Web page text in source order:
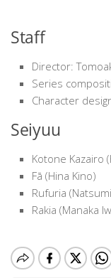
Staff
Director:
Series
Character
Seiyuu
Kotone Kazairo
Fā (Hina Kino)
Rufuria
Rakia (Manaka